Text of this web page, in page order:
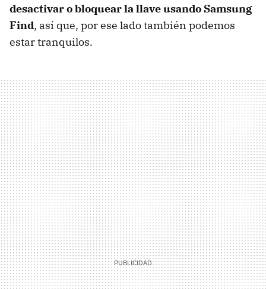
desactivar o bloquear la llave usando Samsung
Find, así que, por ese lado también podemos
estar tranquilos.